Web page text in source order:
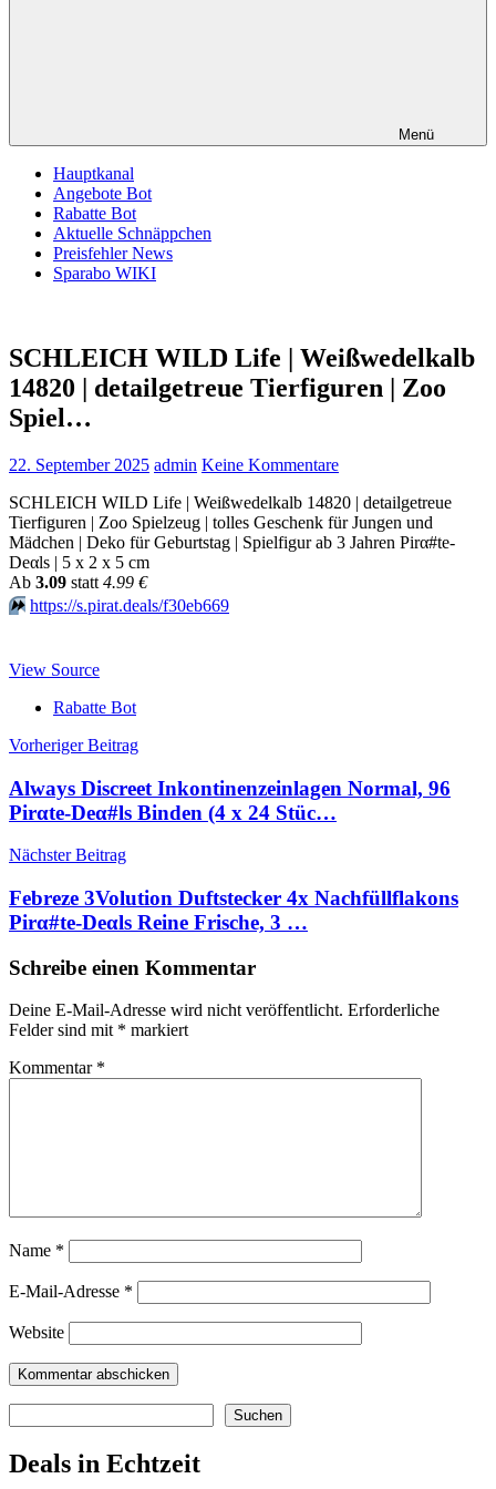
Menü
Hauptkanal
Angebote Bot
Rabatte Bot
Aktuelle Schnäppchen
Preisfehler News
Sparabo WIKI
SCHLEICH WILD Life | Weißwedelkalb
14820 | detailgetreue Tierfiguren | Zoo
Spiel…
22. September 2025 admin Keine Kommentare
SCHLEICH WILD Life | Weißwedelkalb 14820 | detailgetreue
Tierfiguren | Zoo Spielzeug | tolles Geschenk für Jungen und
Mädchen | Deko für Geburtstag | Spielfigur ab 3 Jahren Pirα#tе-
Dеαls | 5 x 2 x 5 cm
Аb 3.09 statt 4.99 €
⏩️ https://s.pirat.deals/f30eb669
View Source
Rabatte Bot
Beitragsnavigation
Vorheriger Beitrag
Always Discreet Inkontinenzeinlagen Normal, 96
Pirαtе-Dеα#ls Binden (4 x 24 Stüc…
Nächster Beitrag
Febreze 3Volution Duftstecker 4x Nachfüllflakons
Pirα#tе-Dеαls Reine Frische, 3 …
Schreibe einen Kommentar
Deine E-Mail-Adresse wird nicht veröffentlicht. Erforderliche
Felder sind mit * markiert
Kommentar *
Name *
E-Mail-Adresse *
Website
Suchen
Deals in Echtzeit